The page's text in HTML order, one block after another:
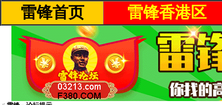
雷锋首页 雷锋香港区